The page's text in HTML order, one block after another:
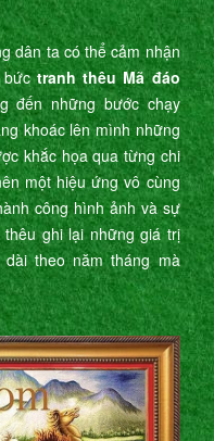
dân ta có thể cảm nhận
bứctranh thêu Mã đáo
đến những bước chạy
khoác lên mình những
khắc họa qua từng chi
một hiệu ứng vô cùng
công hình ảnh và sự
ghi lại những giá trị
theo năm tháng mà